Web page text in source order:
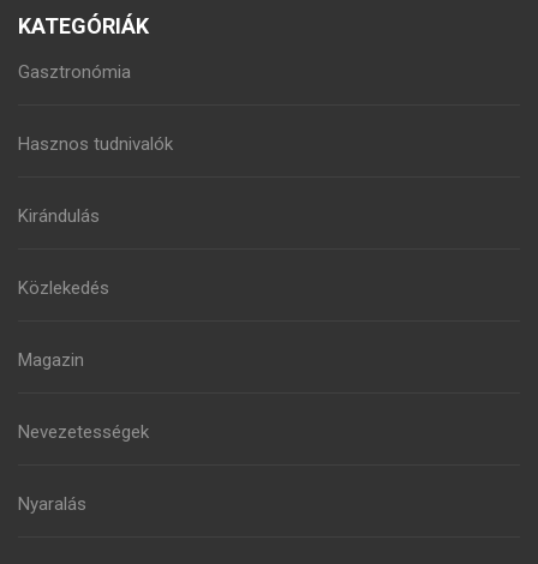
KATEGÓRIÁK
Gasztronómia
Hasznos tudnivalók
Kirándulás
Közlekedés
Magazin
Nevezetességek
Nyaralás